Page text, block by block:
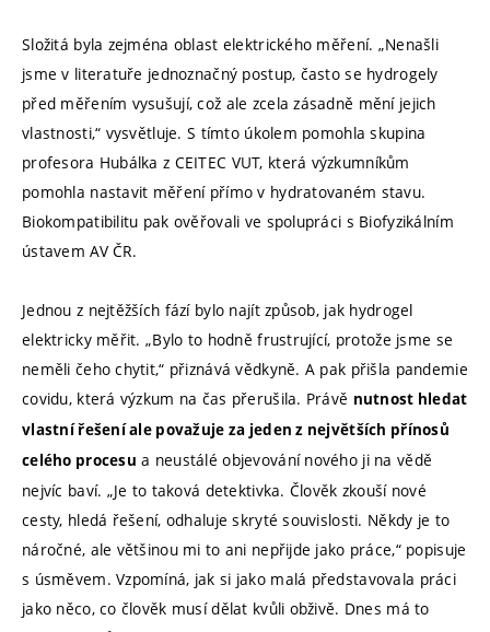
Složitá byla zejména oblast elektrického měření. „Nenašli
jsme v literatuře jednoznačný postup, často se hydrogely
před měřením vysušují, což ale zcela zásadně mění jejich
vlastnosti,“ vysvětluje. S tímto úkolem pomohla skupina
profesora Hubálka z CEITEC VUT, která výzkumníkům
pomohla nastavit měření přímo v hydratovaném stavu.
Biokompatibilitu pak ověřovali ve spolupráci s Biofyzikálním
ústavem AV ČR.
Jednou z nejtěžších fází bylo najít způsob, jak hydrogel
elektricky měřit. „Bylo to hodně frustrující, protože jsme se
neměli čeho chytit,“ přiznává vědkyně. A pak přišla pandemie
covidu, která výzkum na čas přerušila. Právě nutnost hledat
vlastní řešení ale považuje za jeden z největších přínosů
celého procesu a neustálé objevování nového ji na vědě
nejvíc baví. „Je to taková detektivka. Člověk zkouší nové
cesty, hledá řešení, odhaluje skryté souvislosti. Někdy je to
náročné, ale většinou mi to ani nepřijde jako práce,“ popisuje
s úsměvem. Vzpomíná, jak si jako malá představovala práci
jako něco, co člověk musí dělat kvůli obživě. Dnes má to